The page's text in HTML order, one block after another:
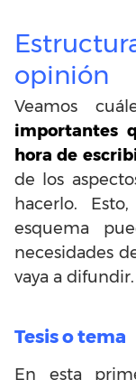
opinión
Veamos
importantes
hora de
de los
hacerlo.
esquema
necesidades
vaya a difundir.
Tesis o tema
En esta